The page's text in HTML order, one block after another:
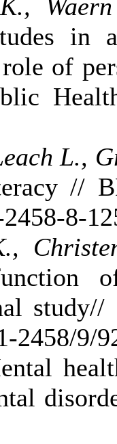
in
of
L.,
//
8-
2458/9/